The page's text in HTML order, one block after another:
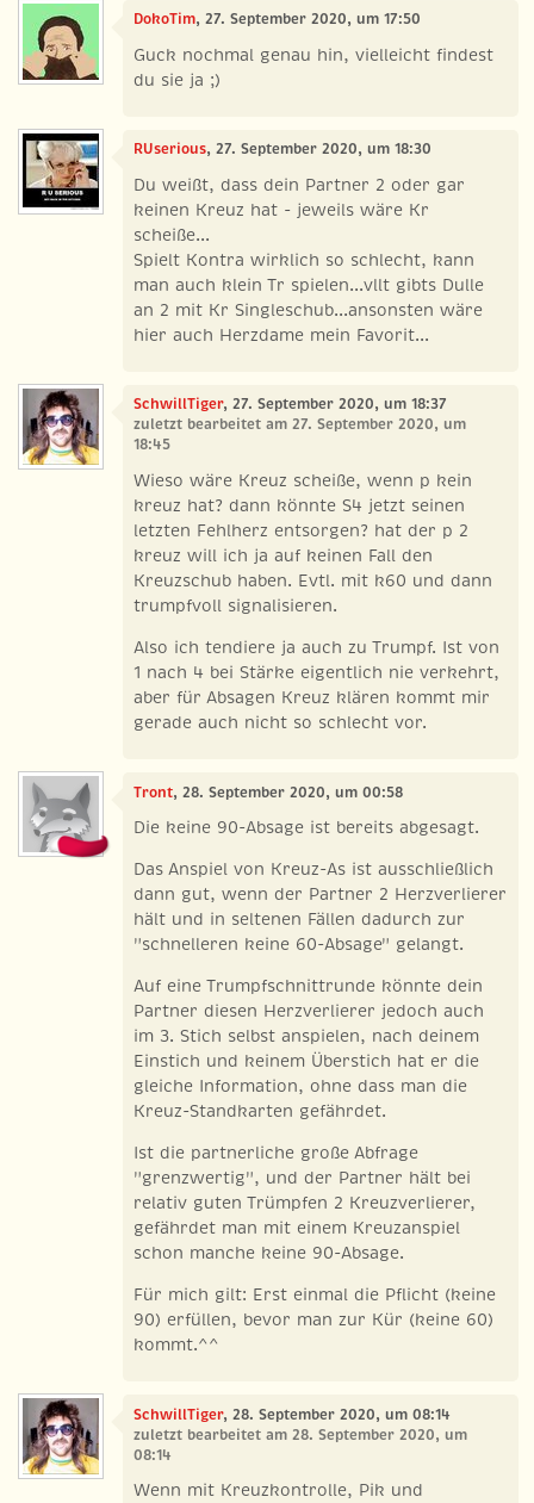
DokoTim, 27. September 2020, um 17:50
Guck nochmal genau hin, vielleicht findest
du sie ja ;)
RUserious, 27. September 2020, um 18:30
Du weißt, dass dein Partner 2 oder gar
keinen Kreuz hat - jeweils wäre Kr
scheiße...
Spielt Kontra wirklich so schlecht, kann
man auch klein Tr spielen...vllt gibts Dulle
an 2 mit Kr Singleschub...ansonsten wäre
hier auch Herzdame mein Favorit...
SchwillTiger, 27. September 2020, um 18:37
zuletzt bearbeitet am 27. September 2020, um
18:45
Wieso wäre Kreuz scheiße, wenn p kein
kreuz hat? dann könnte S4 jetzt seinen
letzten Fehlherz entsorgen? hat der p 2
kreuz will ich ja auf keinen Fall den
Kreuzschub haben. Evtl. mit k60 und dann
trumpfvoll signalisieren.
Also ich tendiere ja auch zu Trumpf. Ist von
1 nach 4 bei Stärke eigentlich nie verkehrt,
aber für Absagen Kreuz klären kommt mir
gerade auch nicht so schlecht vor.
Tront, 28. September 2020, um 00:58
Die keine 90-Absage ist bereits abgesagt.
Das Anspiel von Kreuz-As ist ausschließlich
dann gut, wenn der Partner 2 Herzverlierer
hält und in seltenen Fällen dadurch zur
"schnelleren keine 60-Absage" gelangt.
Auf eine Trumpfschnittrunde könnte dein
Partner diesen Herzverlierer jedoch auch
im 3. Stich selbst anspielen, nach deinem
Einstich und keinem Überstich hat er die
gleiche Information, ohne dass man die
Kreuz-Standkarten gefährdet.
Ist die partnerliche große Abfrage
"grenzwertig", und der Partner hält bei
relativ guten Trümpfen 2 Kreuzverlierer,
gefährdet man mit einem Kreuzanspiel
schon manche keine 90-Absage.
Für mich gilt: Erst einmal die Pflicht (keine
90) erfüllen, bevor man zur Kür (keine 60)
kommt.^^
SchwillTiger, 28. September 2020, um 08:14
zuletzt bearbeitet am 28. September 2020, um
08:14
Wenn mit Kreuzkontrolle, Pik und